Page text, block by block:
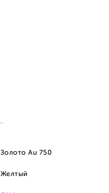
Золото Au 750
Желтый